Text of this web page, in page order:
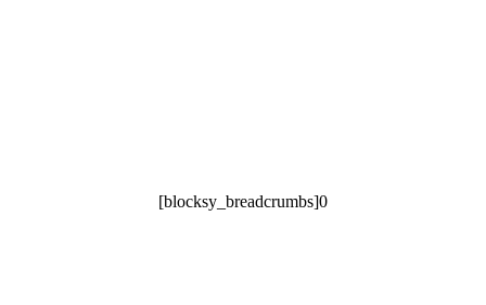
[blocksy_breadcrumbs]0